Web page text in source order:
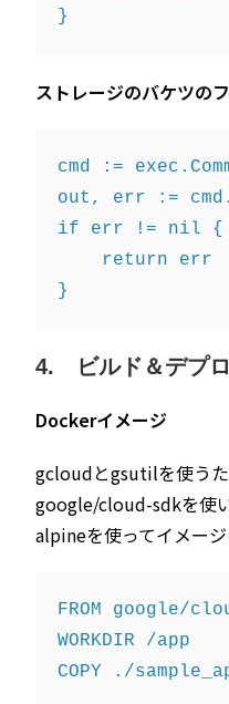
ストレージのバケツの
cmd :=
out, err :=
if err != nil {
    return err
4. ビルド＆デプ
Dockerイメージ
gcloudとgsutilを使う
google/cloud-sdkを使い
alpineを使ってイメージ
FROM google/
WORKDIR /app
COPY ./